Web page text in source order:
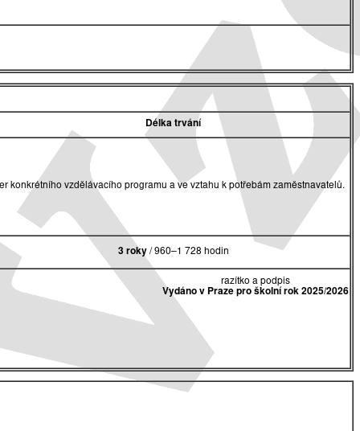
Délka trvání
konkrétního vzdělávacího programu a ve vztahu k potřebám zaměstnavatelů.
3 roky / 960–1 728 hodin
razítko a podpis
Vydáno v Praze pro školní rok 2025/2026